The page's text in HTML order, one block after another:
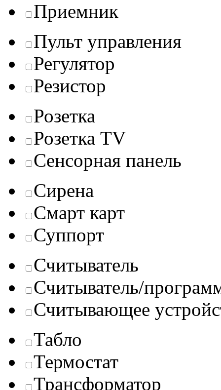
Приемник
Пульт управления
Регулятор
Резистор
Розетка
Розетка TV
Сенсорная панель
Сирена
Смарт карт
Суппорт
Считыватель
Считыватель/
Считывающее
Табло
Термостат
Трансформатор